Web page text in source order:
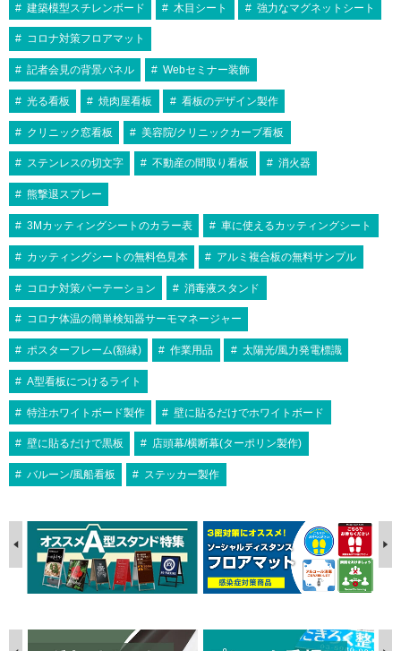
建築模型スチレンボード 木目シート 強力なマグネットシート
コロナ対策フロアマット
記者会見の背景パネル Webセミナー装飾
光る看板 焼肉屋看板 看板のデザイン製作
クリニック窓看板 美容院/クリニックカーブ看板
ステンレスの切文字 不動産の間取り看板 消火器
熊撃退スプレー
3Mカッティングシートのカラー表 車に使えるカッティングシート
カッティングシートの無料色見本 アルミ複合板の無料サンプル
コロナ対策パーテーション 消毒液スタンド
コロナ体温の簡単検知器サーモマネージャー
ポスターフレーム(額縁) 作業用品 太陽光/風力発電標識
A型看板につけるライト
特注ホワイトボード製作 壁に貼るだけでホワイトボード
壁に貼るだけで黒板 店頭幕/横断幕(ターポリン製作)
バルーン/風船看板 ステッカー製作